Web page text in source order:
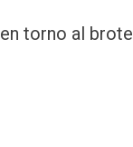
torno al brote